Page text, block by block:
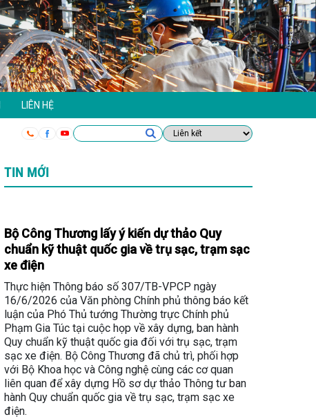
LIÊN HỆ
TIN MỚI
Bộ Công Thương lấy ý kiến dự thảo Quy
chuẩn kỹ thuật quốc gia về trụ sạc, trạm sạc
xe điện
Thực hiện Thông báo số 307/TB-VPCP ngày
16/6/2026 của Văn phòng Chính phủ thông báo kết
luận của Phó Thủ tướng Thường trực Chính phủ
Phạm Gia Túc tại cuộc họp về xây dựng, ban hành
Quy chuẩn kỹ thuật quốc gia đối với trụ sạc, trạm
sạc xe điện. Bộ Công Thương đã chủ trì, phối hợp
với Bộ Khoa học và Công nghệ cùng các cơ quan
liên quan để xây dựng Hồ sơ dự thảo Thông tư ban
hành Quy chuẩn quốc gia về trụ sạc, trạm sạc xe
điện.